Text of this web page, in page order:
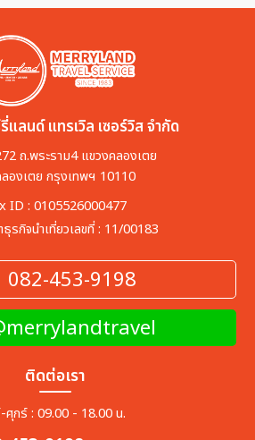
แลนด์ แทรเวิล เซอร์วิส จำกัด
ถ.พระราม4 แขวงคลองเตย
ลองเตย กรุงเทพฯ 10110
ID : 0105526000477
รกิจนำเที่ยวเลขที่ : 11/00183
082-453-9198
ติดต่อเรา
ศุกร์ : 09.00 - 18.00 น.